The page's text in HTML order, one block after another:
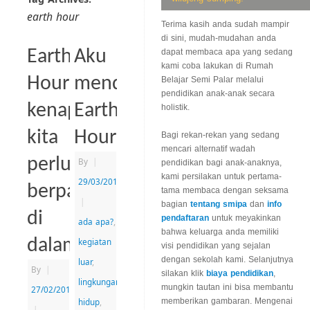
earth hour
Earth
Hour:
kenapa
kita
perlu
berpartisipasi
di
dalamnya?
By
|
27/02/2014
Aku
mendukung
Earth
Hour
By
|
29/03/2013
|
ada apa?,
kegiatan
luar,
lingkungan
hidup,
Terima kasih anda sudah mampir
di sini, mudah-mudahan anda
dapat membaca apa yang sedang
kami coba lakukan di Rumah
Belajar Semi Palar melalui
pendidikan anak-anak secara
holistik.
Bagi rekan-rekan yang sedang
mencari alternatif wadah
pendidikan bagi anak-anaknya,
kami persilakan untuk pertama-
tama membaca dengan seksama
bagian tentang smipa dan info
pendaftaran untuk meyakinkan
bahwa keluarga anda memiliki
visi pendidikan yang sejalan
dengan sekolah kami. Selanjutnya
silakan klik biaya pendidikan,
mungkin tautan ini bisa membantu
memberikan gambaran. Mengenai